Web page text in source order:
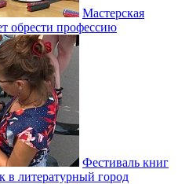
Мастерская
обрести профессию
Фестиваль книг
в литературный город